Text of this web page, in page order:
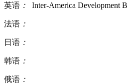
英语 ： Inter-America Development
法语 ：
日语 ：
韩语 ：
俄语 ：